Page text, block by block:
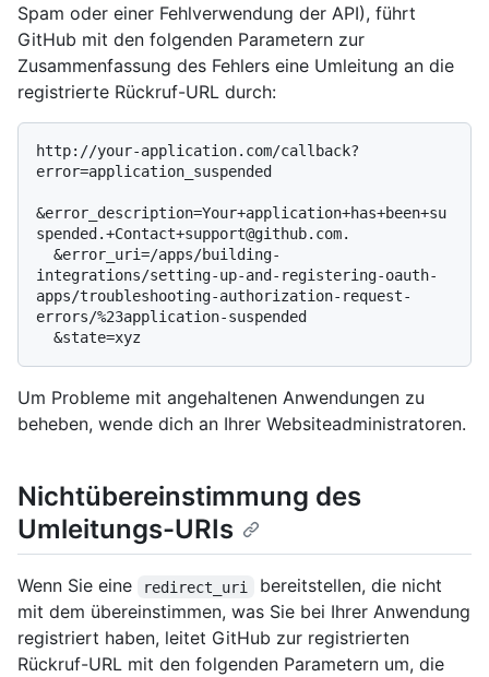
Spam oder einer Fehlverwendung der API), führt
GitHub mit den folgenden Parametern zur
Zusammenfassung des Fehlers eine Umleitung an die
registrierte Rückruf-URL durch:
http://your-application.com/callback?
error=application_suspended
&error_description=Your+application+has+been+su
spended.+Contact+support@github.com.
integrations/setting-up-and-registering-oauth-
apps/troubleshooting-authorization-request-
errors/%23application-suspended
Um Probleme mit angehaltenen Anwendungen zu
beheben, wende dich an Ihrer Websiteadministratoren.
Nichtübereinstimmung des
Umleitungs-URIs
Wenn Sie eine redirect_uri
bereitstellen, die nicht
mit dem übereinstimmen, was Sie bei Ihrer Anwendung
registriert haben, leitet GitHub zur registrierten
Rückruf-URL mit den folgenden Parametern um, die